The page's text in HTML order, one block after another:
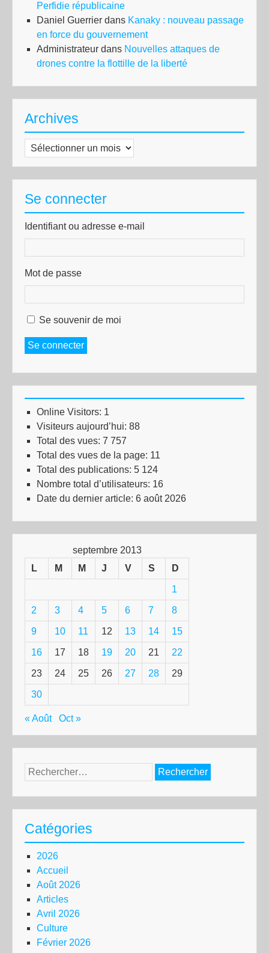
Perfidie républicaine
Daniel Guerrier dans Kanaky : nouveau passage
en force du gouvernement
Administrateur dans Nouvelles attaques de
drones contre la flottille de la liberté
Archives
Archives
Se connecter
Identifiant ou adresse e-mail
Mot de passe
Se souvenir de moi
Se connecter
Online Visitors: 1
Visiteurs aujourd’hui: 88
Total des vues: 7 757
Total des vues de la page: 11
Total des publications: 5 124
Nombre total d’utilisateurs: 16
Date du dernier article: 6 août 2026
septembre 2013
L
M M J V S D
1
2 3 4 5 6 7 8
9 10 11 12 13 14 15
16 17 18 19 20 21 22
23 24 25 26 27 28 29
30
« Août Oct »
Rechercher :
Catégories
2026
Accueil
Août 2026
Articles
Avril 2026
Culture
Février 2026